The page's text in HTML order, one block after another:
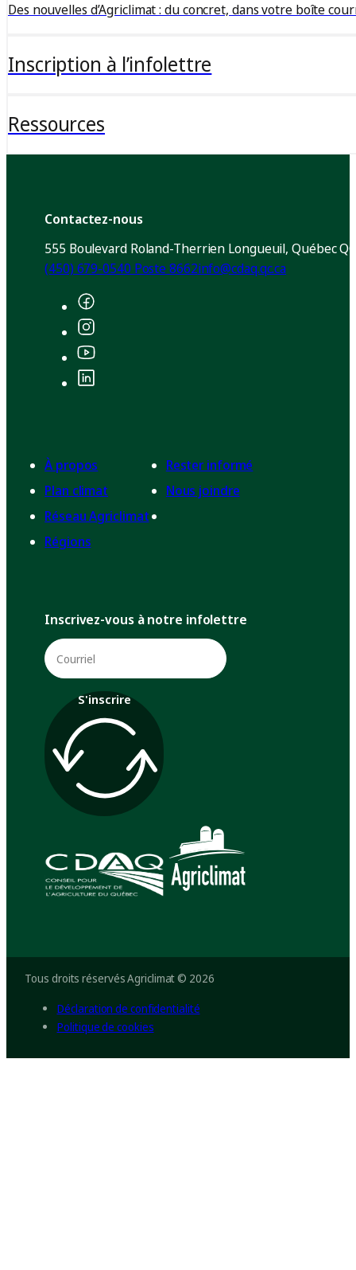
Des nouvelles d’Agriclimat : du concret, dans votre boîte
Inscription à l’infolettre
Ressources
Contactez-nous
555 Boulevard Roland-Therrien Longueuil, Québec
(450) 679-0540 Poste 8662info@cdaq.qc.ca
À propos
Plan climat
Réseau Agriclimat
Régions
Rester informé
Nous joindre
Inscrivez-vous à notre infolettre
S'inscrire
Tous droits réservés Agriclimat © 2026
Déclaration de confidentialité
Politique de cookies